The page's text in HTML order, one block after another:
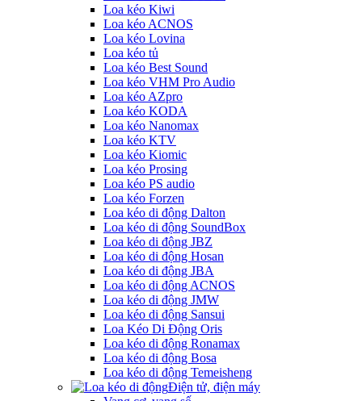
Loa kéo Kiwi
Loa kéo ACNOS
Loa kéo Lovina
Loa kéo tủ
Loa kéo Best Sound
Loa kéo VHM Pro Audio
Loa kéo AZpro
Loa kéo KODA
Loa kéo Nanomax
Loa kéo KTV
Loa kéo Kiomic
Loa kéo Prosing
Loa kéo PS audio
Loa kéo Forzen
Loa kéo di động Dalton
Loa kéo di động SoundBox
Loa kéo di động JBZ
Loa kéo di động Hosan
Loa kéo di động JBA
Loa kéo di động ACNOS
Loa kéo di động JMW
Loa kéo di động Sansui
Loa Kéo Di Động Oris
Loa kéo di động Ronamax
Loa kéo di động Bosa
Loa kéo di động Temeisheng
Điện tử, điện máy